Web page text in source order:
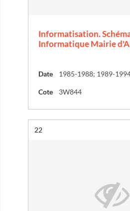
Informatisation.
Informatique Mairie
Date 1985-1988; 1989-
Cote 3W844
Résultat n°
22